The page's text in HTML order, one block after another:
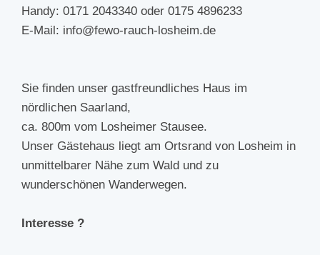
Handy: 0171 2043340 oder 0175 4896233
E-Mail: info@fewo-rauch-losheim.de
Sie finden unser gastfreundliches Haus im
nördlichen Saarland,
ca. 800m vom Losheimer Stausee.
Unser Gästehaus liegt am Ortsrand von Losheim in
unmittelbarer Nähe zum Wald und zu
wunderschönen Wanderwegen.
Interesse ?